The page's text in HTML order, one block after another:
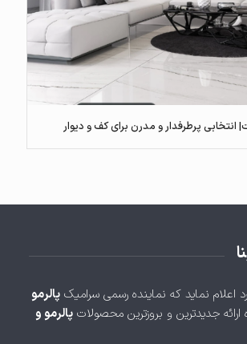
انتخابی پرطرفدار و مدرن برای کف و دیوار
اعلام نماید که نماینده رسمی سرامیک پالرمو
ارائه جدیدترین و بروزترین محصولات پالرمو و